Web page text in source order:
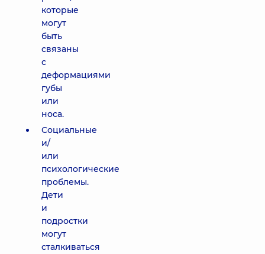
которые
могут
быть
связаны
с
деформациями
губы
или
носа.
Социальные
и/
или
психологические
проблемы.
Дети
и
подростки
могут
сталкиваться